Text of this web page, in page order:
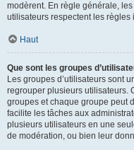
modèrent. En règle générale,
utilisateurs respectent les règles
Haut
Que sont les groupes
Les groupes d’utilisateurs sont
regrouper plusieurs utilisateurs.
groupes et chaque groupe peut
facilite les tâches aux
plusieurs utilisateurs en une
de modération, ou bien leur